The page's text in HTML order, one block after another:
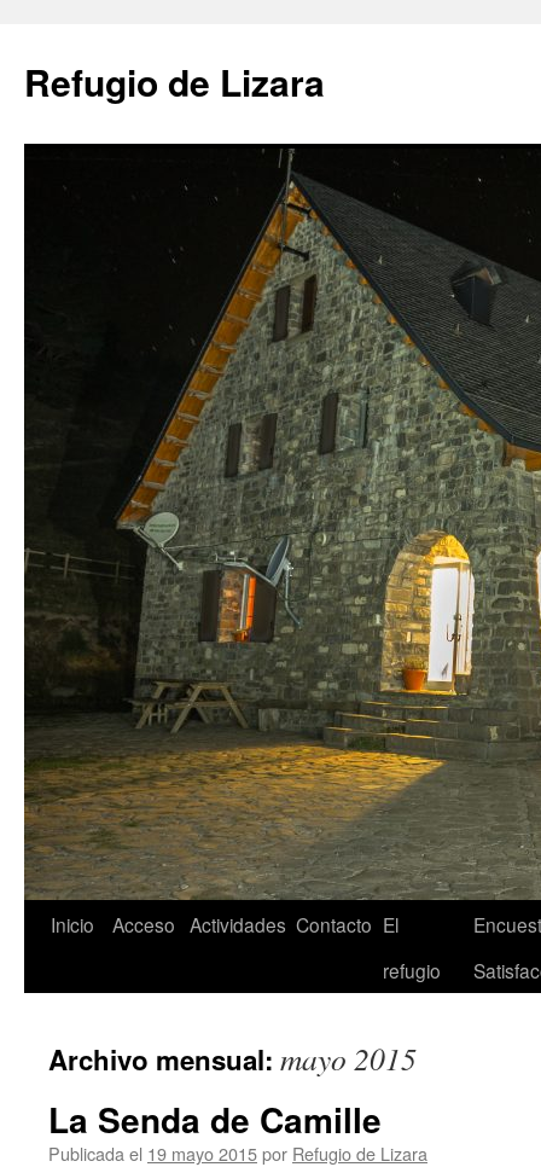
contenido
Refugio de Lizara
Inicio Acceso Actividades Contacto El
refugio
Archivo mensual: mayo 2015
La Senda de Camille
Publicada el 19 mayo 2015por Refugio de Lizara